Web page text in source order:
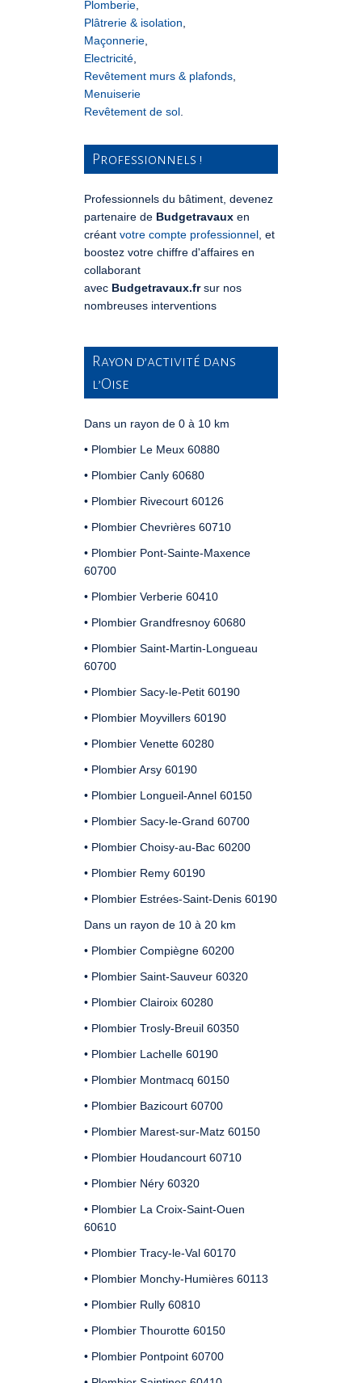
Plomberie,
Plâtrerie & isolation,
Maçonnerie,
Electricité,
Revêtement murs & plafonds,
Menuiserie
Revêtement de sol.
Professionnels !
Professionnels du bâtiment, devenez
partenaire de Budgetravaux en
créant votre compte professionnel, et
boostez votre chiffre d'affaires en
collaborant
avec Budgetravaux.frsur nos
nombreuses interventions
Rayon d’activité dans
l’Oise
Dans un rayon de 0 à 10 km
• Plombier Le Meux 60880
• Plombier Canly 60680
• Plombier Rivecourt 60126
• Plombier Chevrières 60710
• Plombier Pont-Sainte-Maxence
60700
• Plombier Verberie 60410
• Plombier Grandfresnoy 60680
• Plombier Saint-Martin-Longueau
60700
• Plombier Sacy-le-Petit 60190
• Plombier Moyvillers 60190
• Plombier Venette 60280
• Plombier Arsy 60190
• Plombier Longueil-Annel 60150
• Plombier Sacy-le-Grand 60700
• Plombier Choisy-au-Bac 60200
• Plombier Remy 60190
• Plombier Estrées-Saint-Denis 60190
Dans un rayon de 10 à 20 km
• Plombier Compiègne 60200
• Plombier Saint-Sauveur 60320
• Plombier Clairoix 60280
• Plombier Trosly-Breuil 60350
• Plombier Lachelle 60190
• Plombier Montmacq 60150
• Plombier Bazicourt 60700
• Plombier Marest-sur-Matz 60150
• Plombier Houdancourt 60710
• Plombier Néry 60320
• Plombier La Croix-Saint-Ouen
60610
• Plombier Tracy-le-Val 60170
• Plombier Monchy-Humières 60113
• Plombier Rully 60810
• Plombier Thourotte 60150
• Plombier Pontpoint 60700